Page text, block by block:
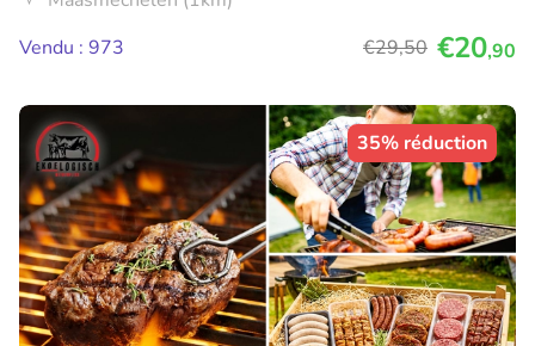
Vendu : 973
€29,50 €20,90
35% réduction